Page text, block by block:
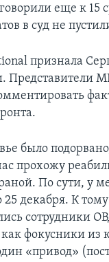
еще к 15
в суд не
признала
Представители
было
прохожу
По сути, у
25 декабря. К
сотрудники
фокусники из
«привод»